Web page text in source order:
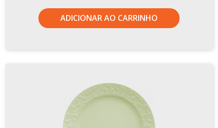
ADICIONAR AO CARRINHO